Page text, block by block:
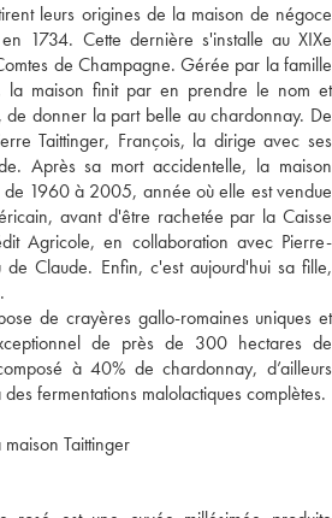
leurs origines de la maison de négoce
1734. Cette dernière s'installe au XIXe
de Champagne. Gérée par la famille
la maison finit par en prendre le nom et
de donner la part belle au chardonnay. De
Taittinger, François, la dirige avec ses
Après sa mort accidentelle, la maison
de 1960 à 2005, année où elle est vendue
avant d'être rachetée par la Caisse
Agricole, en collaboration avec Pierre-
de Claude. Enfin, c'est aujourd'hui sa fille,
de crayères gallo-romaines uniques et
de près de 300 hectares de
à 40% de chardonnay, d’ailleurs
fermentations malolactiques complètes.
Taittinger